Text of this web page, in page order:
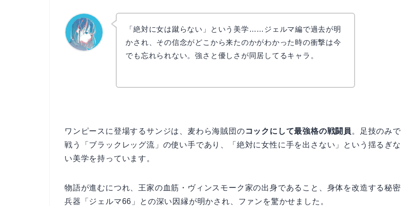
「絶対に女は蹴らない」という美学……ジェルマ編で過去が明
かされ、その信念がどこから来たのかがわかった時の衝撃は今
でも忘れられない。強さと優しさが同居してるキャラ。
ワンピースに登場するサンジは、麦わら海賊団のコックにして最強格の戦闘員 。足技のみで
戦う「ブラックレッグ流」の使い手であり、「絶対に女性に手を出さない」という揺るぎな
い美学を持っています。
物語が進むにつれ、王家の血筋・ヴィンスモーク家の出身であること、身体を改造する秘密
兵器「ジェルマ66」との深い因縁が明かされ、ファンを驚かせました。